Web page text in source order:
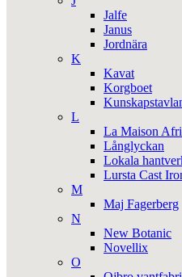
Jalfe
Janus
Jordnära
K
Kavat
Korgboet
L
La Maison
Långlyckan
Lokala
Lursta Cast
M
Maj Fagerberg
N
New Botanic
Novellix
O